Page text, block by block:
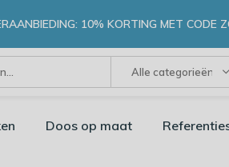
Alle categorieën
10% KORTING MET CODE
Doos op maat